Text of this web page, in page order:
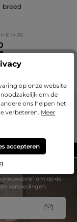
breed
€ 14,30
nieuwsbrief om op de
aanbiedingen.
op onze website
om de
ons helpen het
verbeteren. Meer
accepteren